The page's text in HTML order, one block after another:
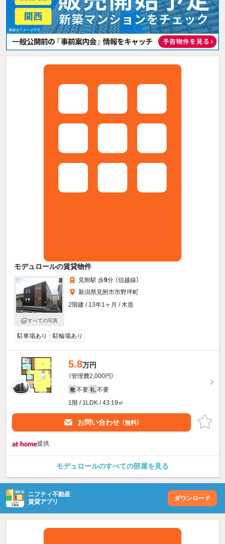
モデュロールの賃貸物件
すべての写真
見附駅 歩9分 （信越線）
新潟県見附市市野坪町
2階建 / 13年1ヶ月 / 木造
駐車場あり 駐輪場あり
5.8万円
（管理費2,000円）
敷 不要 礼 不要
1階 / 1LDK / 43.19㎡
お問い合わせ （無料）
提供
モデュロールのすべての部屋を見る
ニフティ不動産
賃貸アプリ
ダウンロード